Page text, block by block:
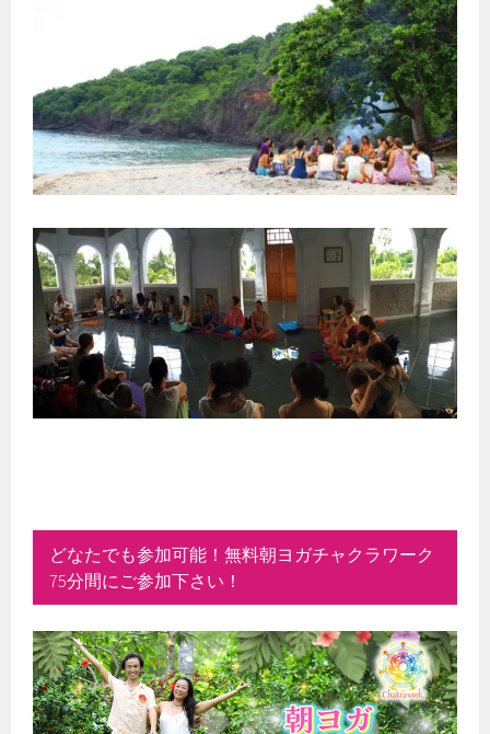
どなたでも参加可能！無料朝ヨガチャクラワーク
75分間にご参加下さい！